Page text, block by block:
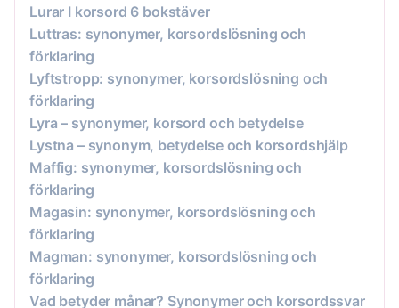
Lurar I korsord 6 bokstäver
Luttras: synonymer, korsordslösning och
förklaring
Lyftstropp: synonymer, korsordslösning och
förklaring
Lyra – synonymer, korsord och betydelse
Lystna – synonym, betydelse och korsordshjälp
Maffig: synonymer, korsordslösning och
förklaring
Magasin: synonymer, korsordslösning och
förklaring
Magman: synonymer, korsordslösning och
förklaring
Vad betyder månar? Synonymer och korsordssvar